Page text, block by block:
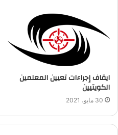
ايقاف إجراءات تعيين المعلمين
الكويتيين
30 مايو، 2021